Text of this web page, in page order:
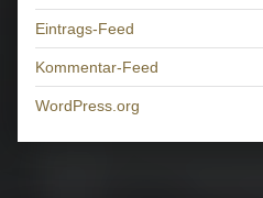
Eintrags-Feed
Kommentar-Feed
WordPress.org